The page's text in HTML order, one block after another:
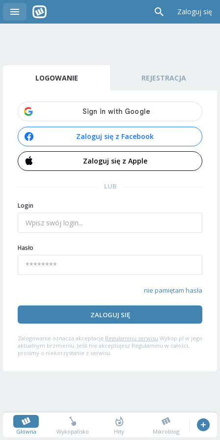
Zaloguj się
LOGOWANIE REJESTRACJA
Zaloguj się z Facebook
Zaloguj się z Apple
LUB
Login
Hasło
nie pamiętam hasła
ZALOGUJ SIĘ
Zalogowanie oznacza akceptację Regulaminu serwisu Wykop.pl w jego
aktualnym brzmieniu. Jeśli nie akceptujesz Regulaminu w całości,
prosimy o niekorzystanie z serwisu.
Główna Wykopalisko Hity Mikroblog